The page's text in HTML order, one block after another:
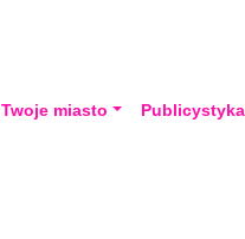
Twoje miasto Publicystyka